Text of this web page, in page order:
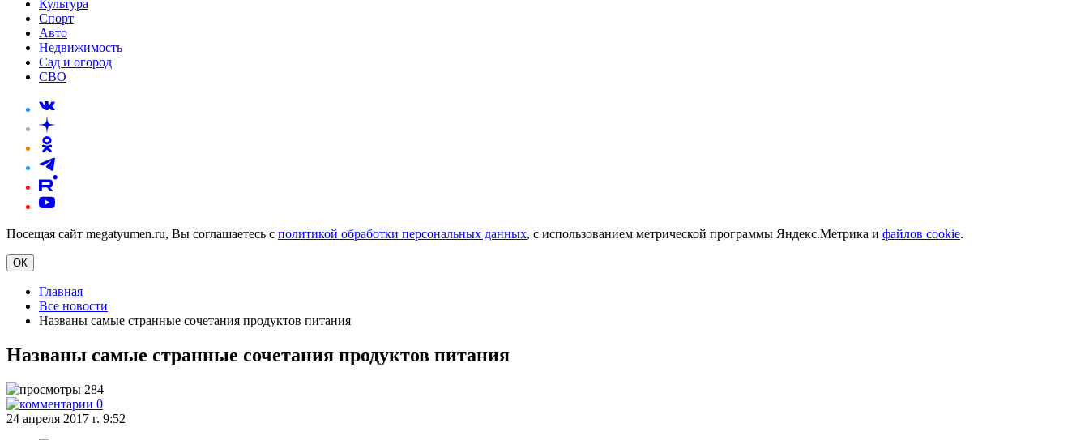
Культура
Спорт
Авто
Недвижимость
Сад и огород
СВО
Посещая сайт megatyumen.ru, Вы соглашаетесь с политикой обработки персональных данных, с использованием метрической программы Яндекс.Метрика и файлов cookie.
ОК
Главная
Все новости
Названы самые странные сочетания продуктов питания
Названы самые странные сочетания продуктов питания
284
0
24 апреля 2017 г. 9:52